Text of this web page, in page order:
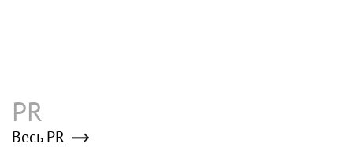
PR
Весь PR